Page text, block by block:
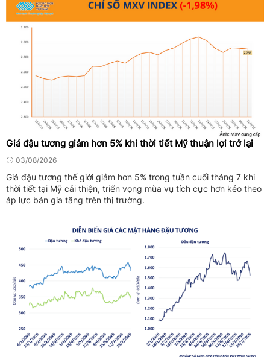
Giá đậu tương giảm hơn 5% khi thời tiết Mỹ thuận lợi trở lại
03/08/2026
Giá đậu tương thế giới giảm hơn 5% trong tuần cuối tháng 7 khi
thời tiết tại Mỹ cải thiện, triển vọng mùa vụ tích cực hơn kéo theo
áp lực bán gia tăng trên thị trường.